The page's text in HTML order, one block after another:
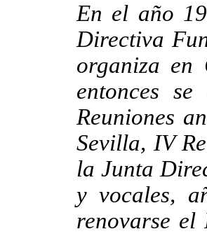
En el año
Directiva
organiza
entonces
Reuniones
Sevilla, IV
la Junta
y vocales,
renovarse el